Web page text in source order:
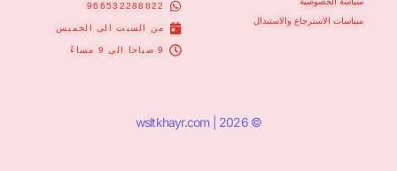
سياسات الاسترجاع والاستبدال
966532288822
من السبت الى الخميس
9 صباحا الى 9 مساءً
© 2026 | wsltkhayr.com